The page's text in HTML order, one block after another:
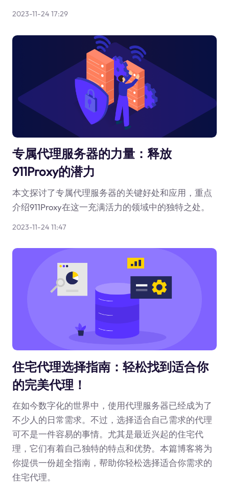
2023-11-24 17:29
专属代理服务器的力量：释放
911Proxy的潜力
本文探讨了专属代理服务器的关键好处和应用，重点
介绍911Proxy在这一充满活力的领域中的独特之处。
2023-11-24 11:47
住宅代理选择指南：轻松找到适合你
的完美代理！
在如今数字化的世界中，使用代理服务器已经成为了
不少人的日常需求。不过，选择适合自己需求的代理
可不是一件容易的事情。尤其是最近兴起的住宅代
理，它们有着自己独特的特点和优势。本篇博客将为
你提供一份超全指南，帮助你轻松选择适合你需求的
住宅代理。